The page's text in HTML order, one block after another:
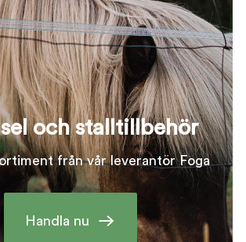
och stalltillbehör
från vår leverantör Foga
Handla nu